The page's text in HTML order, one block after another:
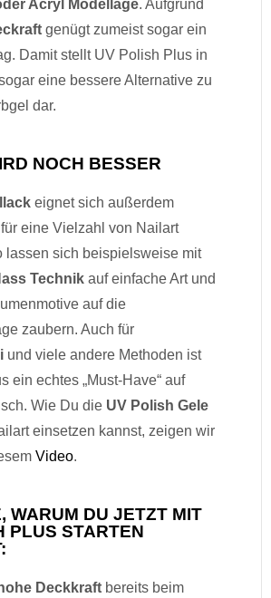
Acryl Modellage. Aufgrund
genügt zumeist sogar ein
Damit stellt UV Polish Plus in
eine bessere Alternative zu
dar.
NOCH BESSER
eignet sich außerdem
eine Vielzahl von Nailart
lassen sich beispielsweise mit
Technik auf einfache Art und
auf die
zaubern. Auch für
und viele andere Methoden ist
ein echtes „Must-Have“ auf
Wie Du die UV Polish Gele
einsetzen kannst, zeigen wir
Video.
WARUM DU JETZT MIT
PLUS STARTEN
hohe Deckkraft bereits beim